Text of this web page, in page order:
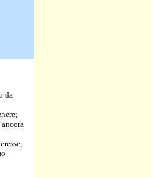
da